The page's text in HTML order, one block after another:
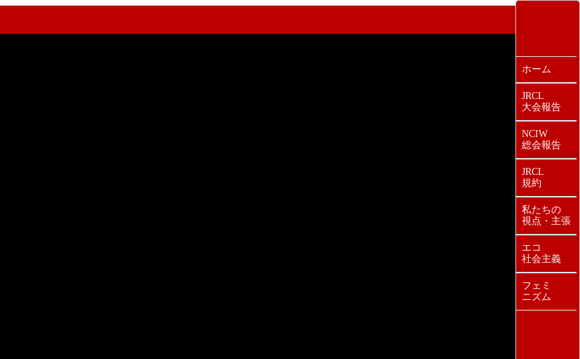
ホーム
JRCL
大会報告
NCIW
総会報告
JRCL
規約
私たちの
視点・主張
エコ
社会主義
フェミ
ニズム